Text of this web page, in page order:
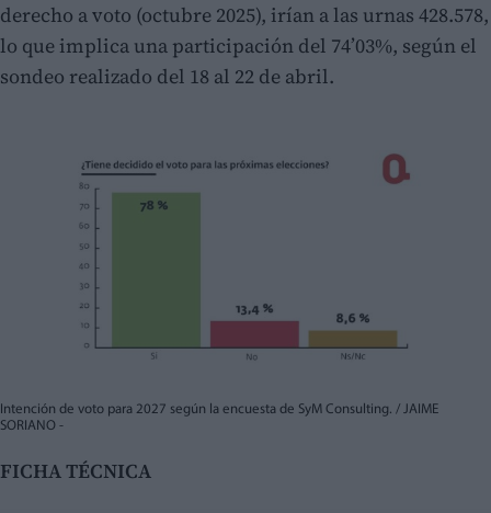
derecho a voto (octubre 2025), irían a las urnas 428.578,
lo que implica una participación del 74’03%, según el
sondeo realizado del 18 al 22 de abril.
Intención de voto para 2027 según la encuesta de SyM Consulting. / JAIME
SORIANO -
FICHA TÉCNICA